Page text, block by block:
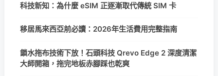
科技新知：為什麼 eSIM 正逐漸取代傳統 SIM 卡
移居馬來西亞前必讀：2026年生活費用完整指南
鎖水拖布技術下放！石頭科技 Qrevo Edge 2 深度清潔
大師開箱，拖完地板赤腳踩也乾爽